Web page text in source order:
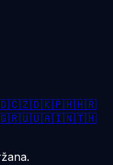
🇨🇿🇩🇰🇵🇭🇭🇷
🇷🇺🇺🇦🇮🇳🇹🇭